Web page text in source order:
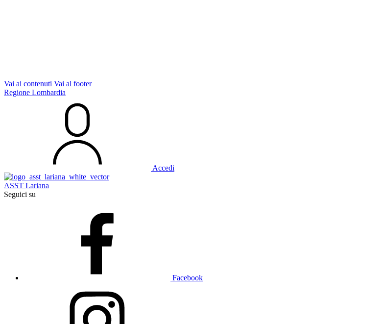
Vai ai contenuti Vai al footer
Regione Lombardia
Accedi
ASST Lariana
Seguici su
Facebook